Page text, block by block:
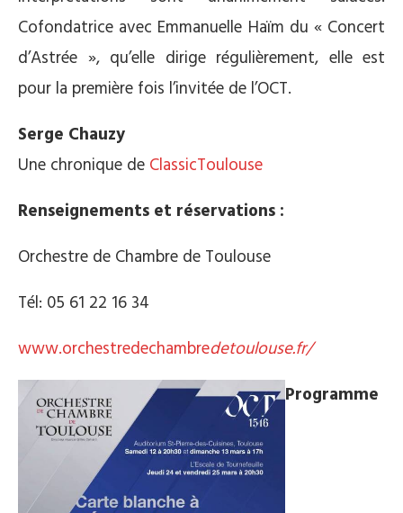
Cofondatrice avec Emmanuelle Haïm du « Concert
d’Astrée », qu’elle dirige régulièrement, elle est
pour la première fois l’invitée de l’OCT.
Serge Chauzy
Une chronique de ClassicToulouse
Renseignements et réservations :
Orchestre de Chambre de Toulouse
Tél: 05 61 22 16 34
www.orchestredechambredetoulouse.fr/
Programme